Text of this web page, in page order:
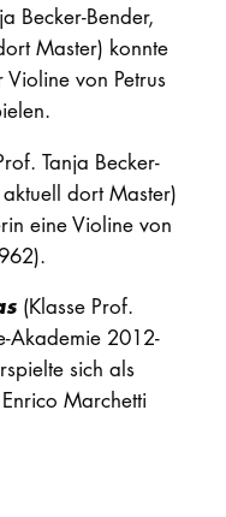
Becker-Bender,
Master) konnte
von Petrus
Tanja Becker-
dort Master)
eine Violine von
(Klasse Prof.
Akademie 2012-
sich als
Marchetti